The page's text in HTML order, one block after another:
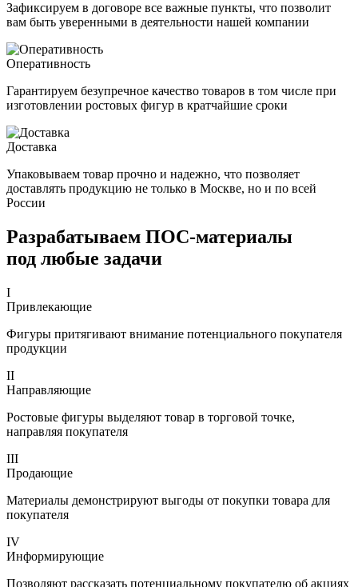
Зафиксируем в договоре все важные пункты, что позволит
вам быть уверенными в деятельности нашей компании
Оперативность
Гарантируем безупречное качество товаров в том числе при
изготовлении ростовых фигур в кратчайшие сроки
Доставка
Упаковываем товар прочно и надежно, что позволяет
доставлять продукцию не только в Москве, но и по всей
России
Разрабатываем ПОС-материалы
под любые задачи
I
Привлекающие
Фигуры притягивают внимание потенциального покупателя
продукции
II
Направляющие
Ростовые фигуры выделяют товар в торговой точке,
направляя покупателя
III
Продающие
Материалы демонстрируют выгоды от покупки товара для
покупателя
IV
Информирующие
Позволяют рассказать потенциальному покупателю об акциях